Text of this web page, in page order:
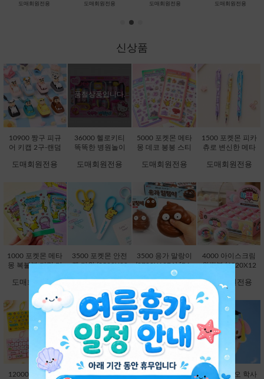
도매회원전용 도매회원전용 도매회원전용 도매회원전용
신상품
10900 짱구 피규
어 키캡 2구-랜덤
도매회원전용
품절상품입니다.
36000 헬로키티
똑똑한 병원놀이
도매회원전용
5000 포켓몬 메타
몽 데코 봉봉 스티
[D1-132242]
도매회원전용
1500 포켓몬 피카
츄로 변신한 메타
(1500X36EA) [C1-
도매회원전용
1000 포켓몬 메타
몽 복불복 키링 마
00X60EA) [C1-13
2204]
도매회원전용
3500 포켓몬 안전
캡 가위 (3500X20
3500 응가 말랑이
(3780X12EA) [B1-
593354]
4000 아이스크림
왁뿌볼 (4320X12
도매회원전용
12000 26구 대왕
12000 대왕 딸깍
9800 산리오 학사
9800 산리오 학사